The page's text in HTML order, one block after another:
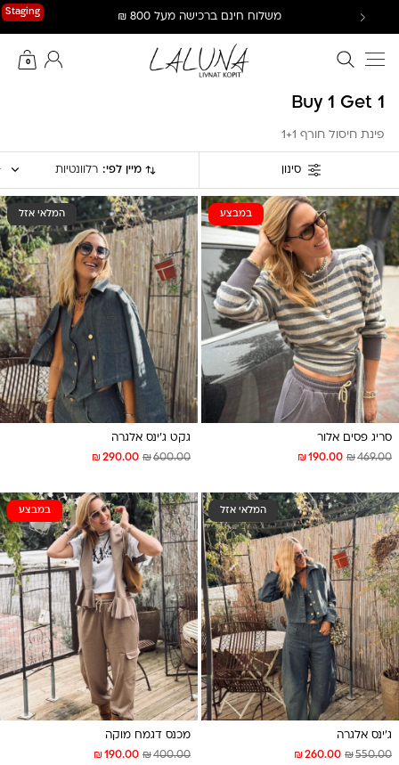
Staging משלוח חינם ברכישה מעל 800 ₪
חיפוש באתר
0
החשבון שלי
Buy 1 Get 1
פינת חיסול חורף 1+1
סינון מיין לפי: רלוונטיות
במבצע
סריג פסים אלור
₪190.00 ₪469.00
המלאי אזל
גקט ג’ינס אלגרה
₪290.00 ₪600.00
המלאי אזל
ג’ינס אלגרה
₪260.00 ₪550.00
במבצע
מכנס דגמח מוקה
₪190.00 ₪400.00